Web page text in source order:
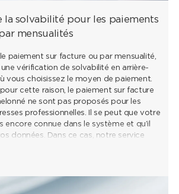
la solvabilité pour les paiements
mensualités
paiement sur facture ou par mensualité,
vérification de solvabilité en arrière-
vous choisissez le moyen de paiement.
cette raison, le paiement sur facture
ne sont pas proposés pour les
professionnelles. Il se peut que votre
encore connue dans le système et qu’il
données. Dans ce cas, notre service
Si le moyen de paiement est